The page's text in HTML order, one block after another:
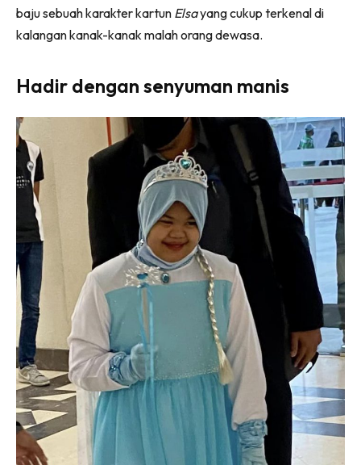
baju sebuah karakter kartun Elsayang cukup terkenal di
kalangan kanak-kanak malah orang dewasa.
Hadir dengan senyuman manis